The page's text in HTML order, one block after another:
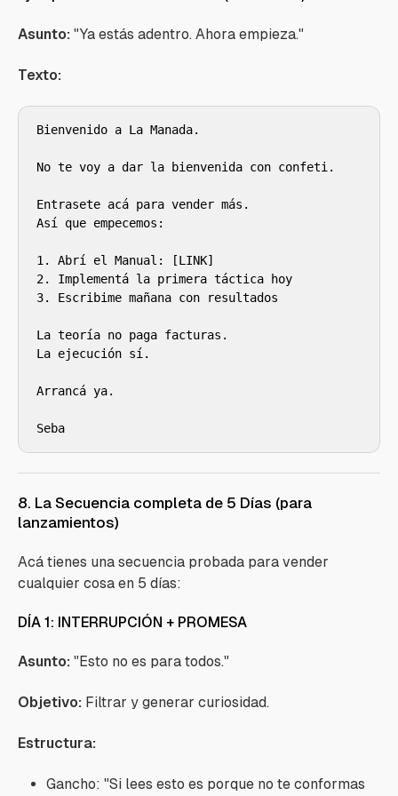
Asunto: "Ya estás adentro. Ahora empieza."
Texto:
Bienvenido a La Manada.
No te voy a dar la bienvenida con confeti.
Entrasete acá para vender más.
Así que empecemos:
1. Abrí el Manual: [LINK]
2. Implementá la primera táctica hoy
3. Escribime mañana con resultados
La teoría no paga facturas.
La ejecución sí.
Arrancá ya.
Seba
8. La Secuencia completa de 5 Días (para
lanzamientos)
Acá tienes una secuencia probada para vender
cualquier cosa en 5 días:
DÍA 1: INTERRUPCIÓN + PROMESA
Asunto: "Esto no es para todos."
Objetivo: Filtrar y generar curiosidad.
Estructura:
Gancho: "Si lees esto es porque no te conformas